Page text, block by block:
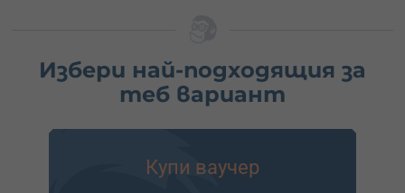
Избери най-подходящия за
теб вариант
Купи ваучер